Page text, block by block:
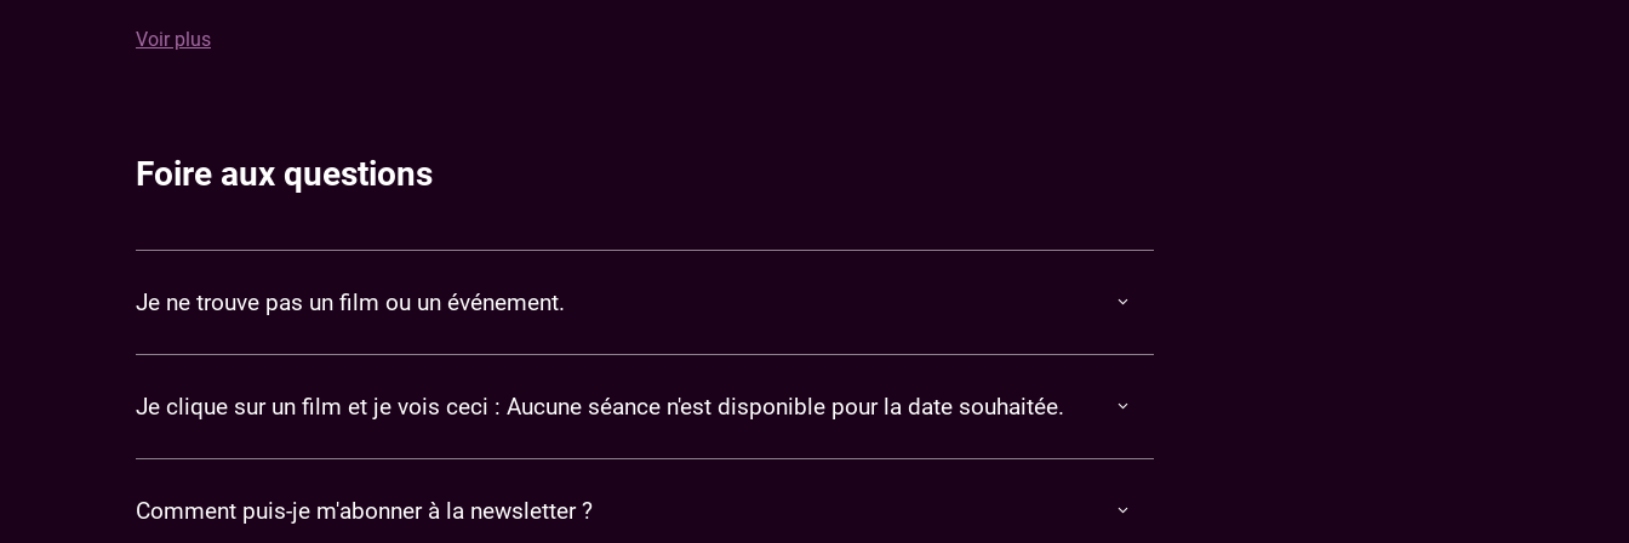
Chaque film mérite une boisson à sa hauteur. Que
avons tout ce qu'il faut pour agrémenter votre
séance.
Voir plus
Foire aux questions
Je ne trouve pas un film ou un événement.
Je clique sur un film et je vois ceci : Aucune séance n'est disponible pour la date souhaitée.
Comment puis-je m'abonner à la newsletter ?